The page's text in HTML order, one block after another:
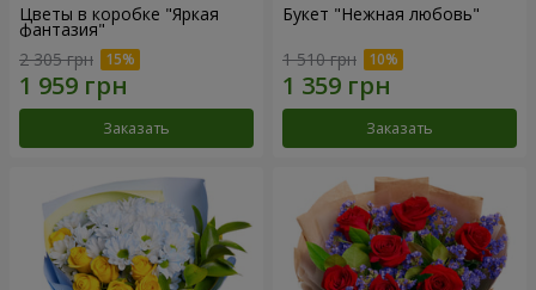
Цветы в коробке "Яркая
фантазия"
2 305 грн
Заказать
Букет "Нежная любовь"
1 510 грн
Заказать